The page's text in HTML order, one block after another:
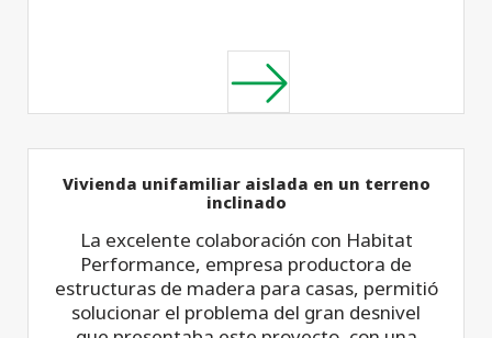
Vivienda unifamiliar aislada en un terreno
inclinado
La excelente colaboración con Habitat
Performance, empresa productora de
estructuras de madera para casas, permitió
solucionar el problema del gran desnivel